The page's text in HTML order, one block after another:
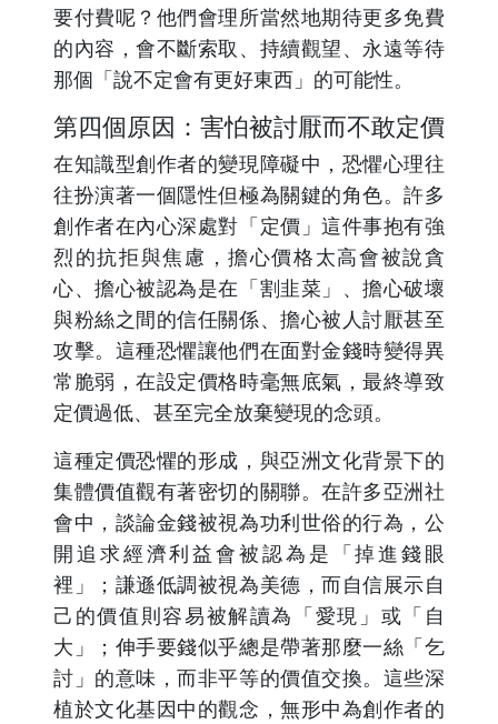
要付費呢？他們會理所當然地期待更多免費
的內容，會不斷索取、持續觀望、永遠等待
那個「說不定會有更好東西」的可能性。
第四個原因：害怕被討厭而不敢定價
在知識型創作者的變現障礙中，恐懼心理往
往扮演著一個隱性但極為關鍵的角色。許多
創作者在內心深處對「定價」這件事抱有強
烈的抗拒與焦慮，擔心價格太高會被說貪
心、擔心被認為是在「割韭菜」、擔心破壞
與粉絲之間的信任關係、擔心被人討厭甚至
攻擊。這種恐懼讓他們在面對金錢時變得異
常脆弱，在設定價格時毫無底氣，最終導致
定價過低、甚至完全放棄變現的念頭。
這種定價恐懼的形成，與亞洲文化背景下的
集體價值觀有著密切的關聯。在許多亞洲社
會中，談論金錢被視為功利世俗的行為，公
開追求經濟利益會被認為是「掉進錢眼
裡」；謙遜低調被視為美德，而自信展示自
己的價值則容易被解讀為「愛現」或「自
大」；伸手要錢似乎總是帶著那麼一絲「乞
討」的意味，而非平等的價值交換。這些深
植於文化基因中的觀念，無形中為創作者的